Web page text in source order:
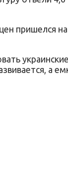
пришелся на
а